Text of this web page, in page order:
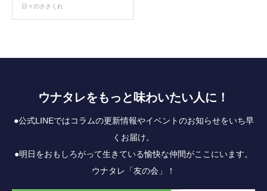
日々のささくれ
ウナタレをもっと味わいたい人に！
●公式LINEではコラムの更新情報やイベントのお知らせをいち早
くお届け。
●明日をおもしろがって生きている愉快な仲間がここにいます。
ウナタレ「友の会」！